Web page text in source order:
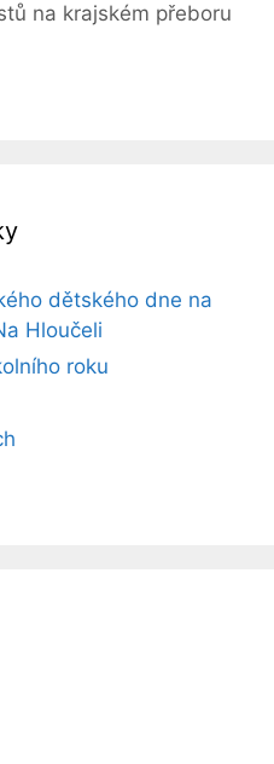
na krajském přeboru
dětského dne na
Hloučeli
roku